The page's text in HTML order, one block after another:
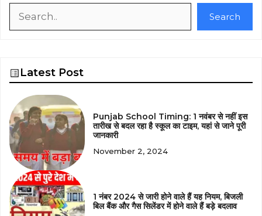
Search
Latest Post
Punjab School Timing: 1 नवंबर से नहीं इस
तारीख से बदल रहा है स्कूल का टाइम, यहां से जाने पूरी
जानकारी
November 2, 2024
1 नंबर 2024 से जारी होने वाले हैं यह नियम, बिजली
बिल बैंक और गैस सिलेंडर में होने वाले हैं बड़े बदलाव